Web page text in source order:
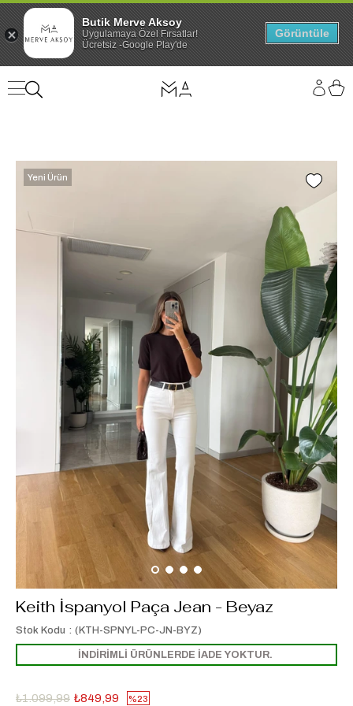
Yeni Ürün
Keith İspanyol Paça Jean - Beyaz
Stok Kodu (KTH-SPNYL-PC-JN-BYZ)
İNDİRİMLİ ÜRÜNLERDE İADE YOKTUR.
₺1.099,99 ₺849,99 23
Butik Merve Aksoy
Uygulamaya Özel Fırsatlar!
Ücretsiz -Google Play'de
Görüntüle